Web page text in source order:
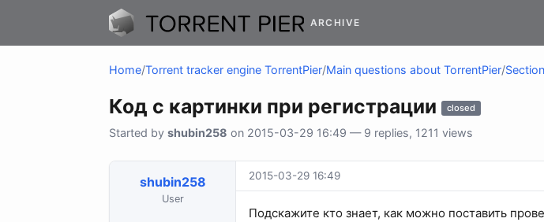
ARCHIVE
Home/Torrent tracker engine TorrentPier/Main questions about TorrentPier/
Код с картинки при регистрации closed
Started by shubin258 on 2015-03-29 16:49 — 9 replies, 1211 views
shubin258
User
2015-03-29 16:49
Подскажите кто знает, как можно поставить